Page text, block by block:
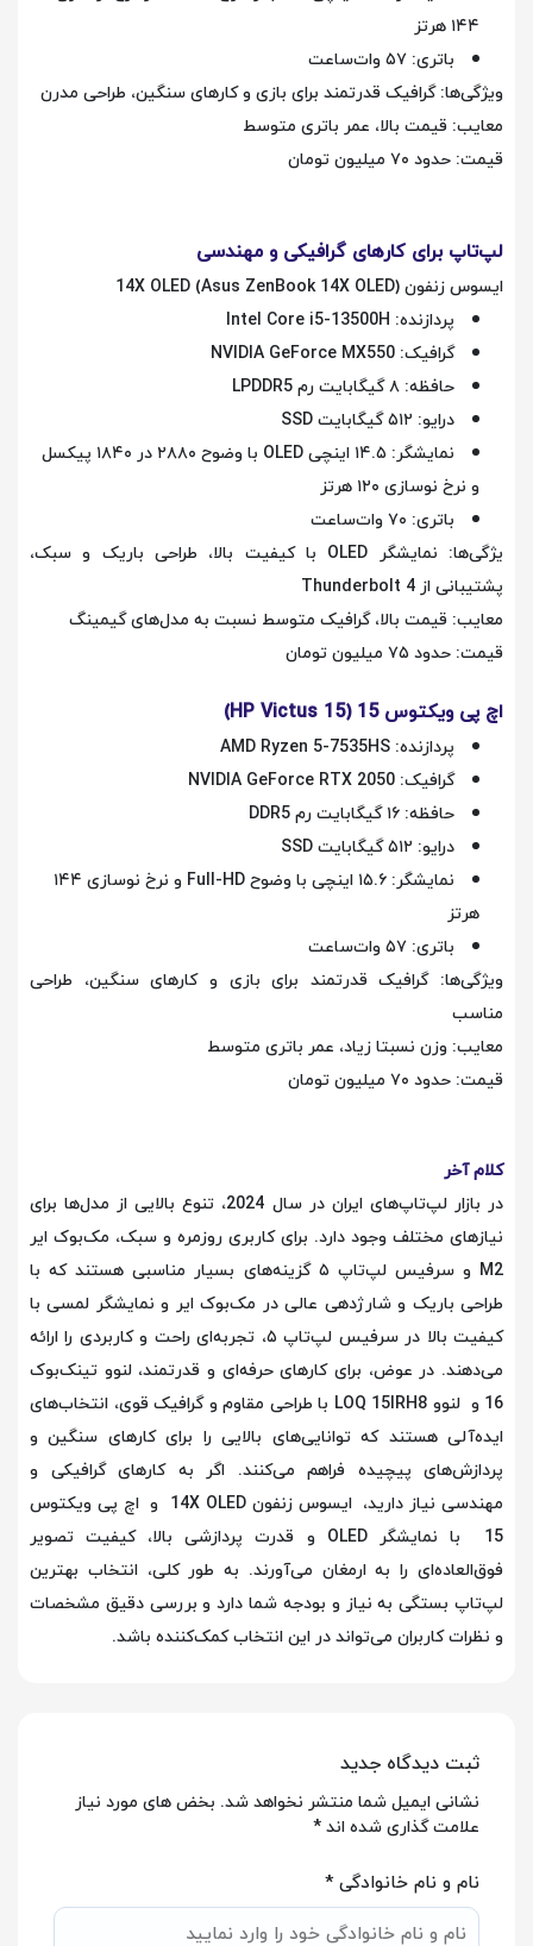
۱۴۴ هرتز
باتری: ۵۷ وات‌ساعت
ویژگی‌ها: گرافیک قدرتمند برای بازی و کارهای سنگین، طراحی مدرن
معایب: قیمت بالا، عمر باتری متوسط
قیمت: حدود ۷۰ میلیون تومان
لپ‌تاپ برای کارهای گرافیکی و مهندسی
ایسوس زنفون 14X OLED (Asus ZenBook 14X OLED)
پردازنده: Intel Core i5-13500H
گرافیک: NVIDIA GeForce MX550
حافظه: ۸ گیگابایت رم LPDDR5
درایو: ۵۱۲ گیگابایت SSD
نمایشگر: ۱۴.۵ اینچی OLED با وضوح ۲۸۸۰ در ۱۸۴۰ پیکسل
و نرخ نوسازی ۱۲۰ هرتز
باتری: ۷۰ وات‌ساعت
یژگی‌ها: نمایشگر OLED با کیفیت بالا، طراحی باریک و سبک،
پشتیبانی از Thunderbolt 4
معایب: قیمت بالا، گرافیک متوسط نسبت به مدل‌های گیمینگ
قیمت: حدود ۷۵ میلیون تومان
اچ پی ویکتوس 15 (HP Victus 15)
پردازنده: AMD Ryzen 5-7535HS
گرافیک: NVIDIA GeForce RTX 2050
حافظه: ۱۶ گیگابایت رم DDR5
درایو: ۵۱۲ گیگابایت SSD
نمایشگر: ۱۵.۶ اینچی با وضوح Full-HD و نرخ نوسازی ۱۴۴
هرتز
باتری: ۵۷ وات‌ساعت
ویژگی‌ها: گرافیک قدرتمند برای بازی و کارهای سنگین، طراحی
مناسب
معایب: وزن نسبتا زیاد، عمر باتری متوسط
قیمت: حدود ۷۰ میلیون تومان
کلام آخر
در بازار لپ‌تاپ‌های ایران در سال 2024، تنوع بالایی از مدل‌ها برای
نیازهای مختلف وجود دارد. برای کاربری روزمره و سبک، مک‌بوک ایر
M2 و سرفیس لپ‌تاپ ۵ گزینه‌های بسیار مناسبی هستند که با
طراحی باریک و شارژدهی عالی در مک‌بوک ایر و نمایشگر لمسی با
کیفیت بالا در سرفیس لپ‌تاپ ۵، تجربه‌ای راحت و کاربردی را ارائه
می‌دهند. در عوض، برای کارهای حرفه‌ای و قدرتمند، لنوو تینک‌بوک
16 و لنوو LOQ 15IRH8 با طراحی مقاوم و گرافیک قوی، انتخاب‌های
ایده‌آلی هستند که توانایی‌های بالایی را برای کارهای سنگین و
پردازش‌های پیچیده فراهم می‌کنند. اگر به کارهای گرافیکی و
مهندسی نیاز دارید، ایسوس زنفون 14X OLED و اچ پی ویکتوس
15 با نمایشگر OLED و قدرت پردازشی بالا، کیفیت تصویر
فوق‌العاده‌ای را به ارمغان می‌آورند. به طور کلی، انتخاب بهترین
لپ‌تاپ بستگی به نیاز و بودجه شما دارد و بررسی دقیق مشخصات
و نظرات کاربران می‌تواند در این انتخاب کمک‌کننده باشد.
ثبت دیدگاه جدید
نشانی ایمیل شما منتشر نخواهد شد. بخض های مورد نیاز
علامت گذاری شده اند *
نام و نام خانوادگی *